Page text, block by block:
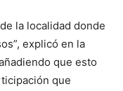
la localidad donde
explicó en la
que esto
que